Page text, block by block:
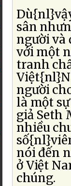
sân
người và
với một
tranh
người
là một
giả Seth
nhiều
nói đến
ở Việt
chúng.